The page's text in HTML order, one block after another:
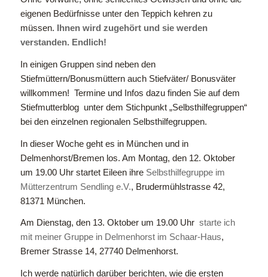
eigenen Bedürfnisse unter den Teppich kehren zu
müssen. Ihnen wird zugehört und sie werden
verstanden. Endlich!
In einigen Gruppen sind neben den
Stiefmüttern/Bonusmüttern auch Stiefväter/ Bonusväter
willkommen! Termine und Infos dazu finden Sie auf dem
Stiefmutterblog unter dem Stichpunkt „Selbsthilfegruppen“
bei den einzelnen regionalen Selbsthilfegruppen.
In dieser Woche geht es in München und in
Delmenhorst/Bremen los. Am Montag, den 12. Oktober
um 19.00 Uhr startet Eileen ihre Selbsthilfegruppe im
Mütterzentrum Sendling e.V., Brudermühlstrasse 42,
81371 München.
Am Dienstag, den 13. Oktober um 19.00 Uhr starte ich
mit meiner Gruppe in Delmenhorst im Schaar-Haus,
Bremer Strasse 14, 27740 Delmenhorst.
Ich werde natürlich darüber berichten, wie die ersten